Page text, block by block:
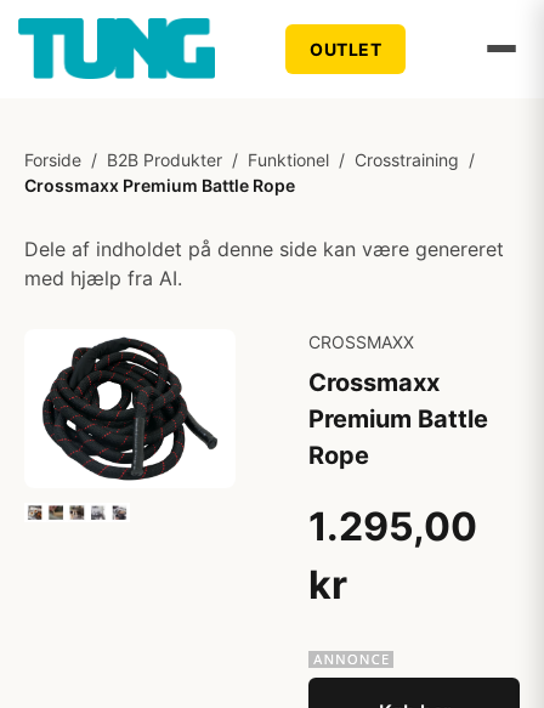
OUTLET
Forside / B2B Produkter / Funktionel / Crosstraining /
Crossmaxx Premium Battle Rope
Dele af indholdet på denne side kan være genereret
med hjælp fra AI.
CROSSMAXX
Crossmaxx
Premium Battle
Rope
1.295,00
kr